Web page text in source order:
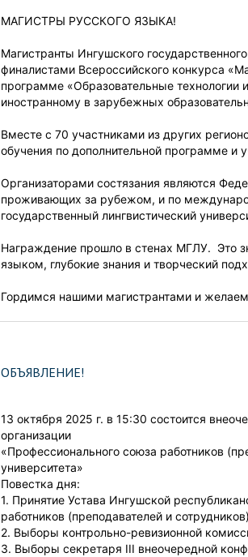
МАГИСТРЫ РУССКОГО ЯЗЫКА!
Магистранты Ингушского
финалистами Всероссийского конкурса
программе «Образовательные
иностранному в зарубежных
Вместе с 70 участниками из других
обучения по дополнительной программе и
Организаторами состязания являются
проживающих за рубежом, и по
государственный лингвистический
Награждение прошло в стенах МГЛУ. Это
языком, глубокие знания и творческий
Гордимся нашими магистрантами и
ОБЪЯВЛЕНИЕ!
13 октября 2025 г. в 15:30 состоится
организации
«Профессионального союза работников
университета»
Повестка дня:
1. Принятие Устава Ингушской
работников (преподавателей и
2. Выборы контрольно-ревизионной
3. Выборы секретаря III внеочередной